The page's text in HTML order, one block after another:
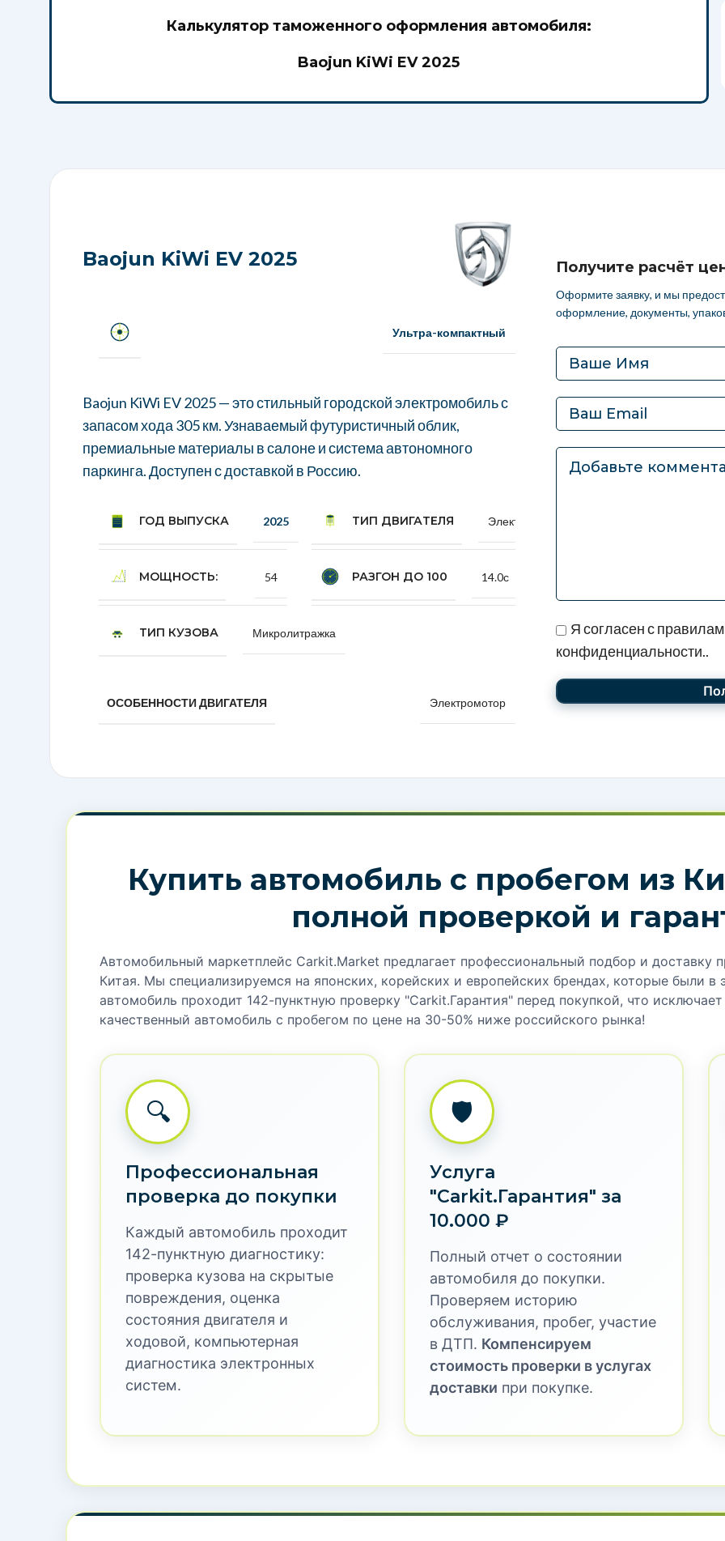
Калькулятор таможенного оформления автомобиля:
Baojun KiWi EV 2025
Baojun KiWi EV 2025
Ультра-компактный
Baojun KiWi EV 2025 — это стильный городской электромобиль с
запасом хода 305 км. Узнаваемый футуристичный облик,
премиальные материалы в салоне и система автономного
паркинга. Доступен с доставкой в Россию.
ГОД ВЫПУСКА 2025 ТИП ДВИГАТЕЛЯ Электрический
МОЩНОСТЬ: 54 РАЗГОН ДО 100 14.0с
ТИП КУЗОВА Микролитражка
ОСОБЕННОСТИ ДВИГАТЕЛЯ Электромотор
Получите расчёт
Оформите заявку, и мы
оформление, документы,
Я согласен с
конфиденциальности..
Купить автомобиль с пробегом из
полной проверкой и
Автомобильный маркетплейс Carkit.Market предлагает профессиональный подбор и доставку
Китая. Мы специализируемся на японских, корейских и европейских брендах, которые были в
автомобиль проходит 142-пунктную проверку "Carkit.Гарантия" перед покупкой, что
качественный автомобиль с пробегом по цене на 30-50% ниже российского рынка!
🔍
Профессиональная
проверка до покупки
Каждый автомобиль проходит
142-пунктную диагностику:
проверка кузова на скрытые
повреждения, оценка
состояния двигателя и
ходовой, компьютерная
диагностика электронных
систем.
🛡️
Услуга
"Carkit.Гарантия" за
10.000 ₽
Полный отчет о состоянии
автомобиля до покупки.
Проверяем историю
обслуживания, пробег, участие
в ДТП. Компенсируем
стоимость проверки в услугах
доставки при покупке.